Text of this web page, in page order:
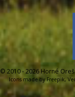
© 2010 - 2026 Horné
Icons made byFreepik,